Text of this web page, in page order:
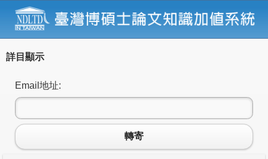
詳目顯示
Email地址:
轉寄